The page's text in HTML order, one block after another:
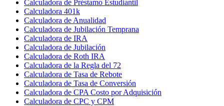
Calculadora de Préstamo Estudiantil
Calculadora 401k
Calculadora de Anualidad
Calculadora de Jubilación Temprana
Calculadora de IRA
Calculadora de Jubilación
Calculadora de Roth IRA
Calculadora de la Regla del 72
Calculadora de Tasa de Rebote
Calculadora de Tasa de Conversión
Calculadora de CPA Costo por Adquisición
Calculadora de CPC y CPM